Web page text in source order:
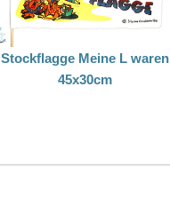
Stockflagge Meine L waren
45x30cm